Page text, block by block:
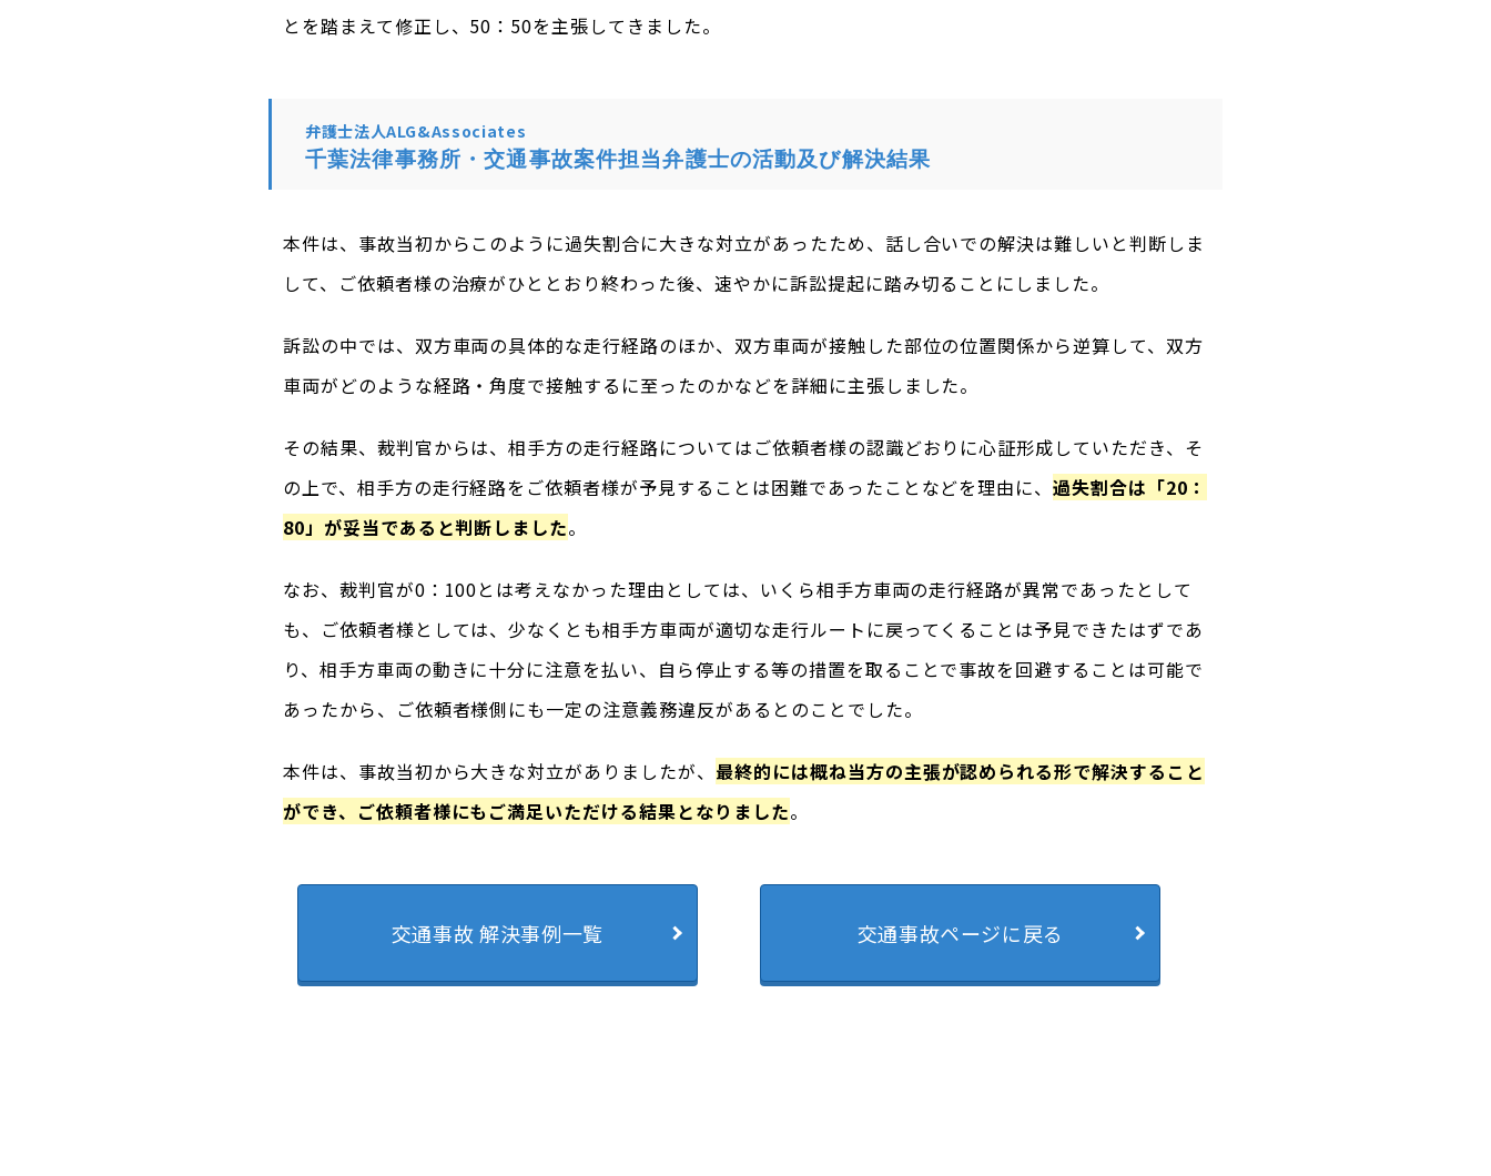
とを踏まえて修正し、50：50を主張してきました。
弁護士法人ALG&Associates
千葉法律事務所・交通事故案件担当弁護士の活動及び解決結果
本件は、事故当初からこのように過失割合に大きな対立があったため、話し合いでの解決は難しいと判断しま
して、ご依頼者様の治療がひととおり終わった後、速やかに訴訟提起に踏み切ることにしました。
訴訟の中では、双方車両の具体的な走行経路のほか、双方車両が接触した部位の位置関係から逆算して、双方
車両がどのような経路・角度で接触するに至ったのかなどを詳細に主張しました。
その結果、裁判官からは、相手方の走行経路についてはご依頼者様の認識どおりに心証形成していただき、そ
の上で、相手方の走行経路をご依頼者様が予見することは困難であったことなどを理由に、過失割合は「20：
80」が妥当であると判断しました。
なお、裁判官が0：100とは考えなかった理由としては、いくら相手方車両の走行経路が異常であったとして
も、ご依頼者様としては、少なくとも相手方車両が適切な走行ルートに戻ってくることは予見できたはずであ
り、相手方車両の動きに十分に注意を払い、自ら停止する等の措置を取ることで事故を回避することは可能で
あったから、ご依頼者様側にも一定の注意義務違反があるとのことでした。
本件は、事故当初から大きな対立がありましたが、 最終的には概ね当方の主張が認められる形で解決すること
ができ、ご依頼者様にもご満足いただける結果となりました。
交通事故 解決事例一覧 交通事故ページに戻る